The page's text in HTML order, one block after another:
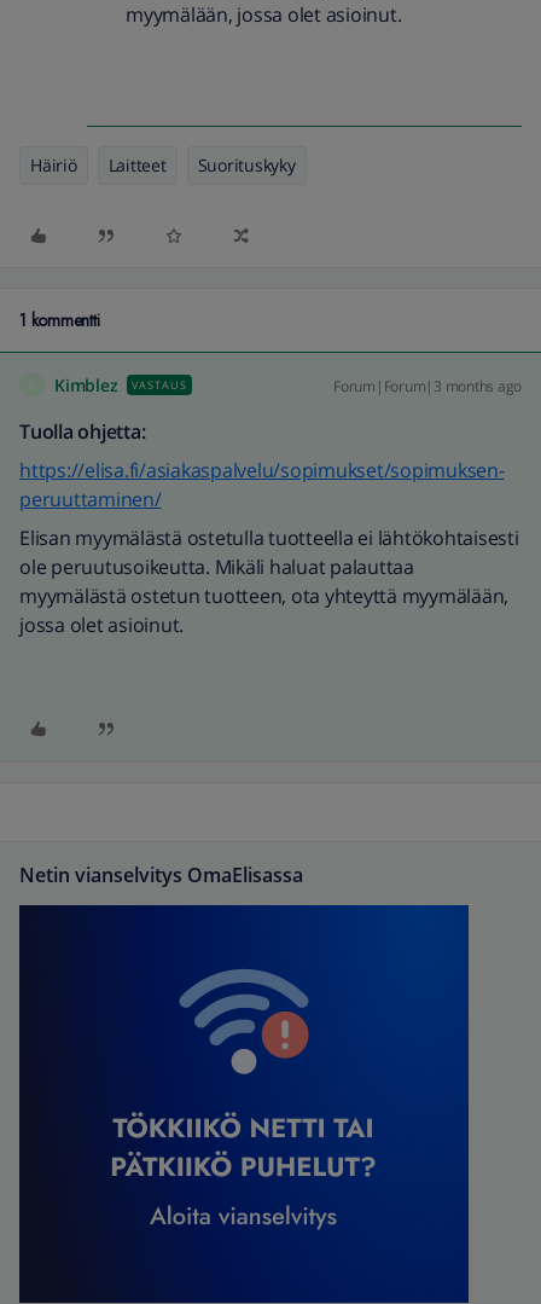
myymälään, jossa olet asioinut.
Häiriö Laitteet Suorituskyky
1 kommentti
Kimblez VASTAUS Forum|Forum|3 months ago
Tuolla ohjetta:
https://elisa.fi/asiakaspalvelu/sopimukset/sopimuksen-
peruuttaminen/
Elisan myymälästä ostetulla tuotteella ei lähtökohtaisesti
ole peruutusoikeutta. Mikäli haluat palauttaa
myymälästä ostetun tuotteen, ota yhteyttä myymälään,
jossa olet asioinut.
Netin vianselvitys OmaElisassa